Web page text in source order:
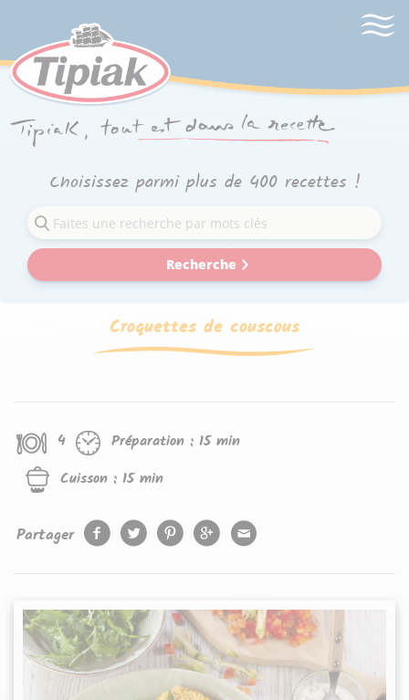
Choisissez parmi plus de 400 recettes !
Recherche
Croquettes de couscous
4 Préparation : 15 min
Cuisson : 15 min
Partager